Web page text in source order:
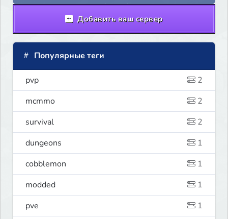
Добавить ваш сервер
Популярные теги
pvp
2
mcmmo
2
survival
2
dungeons
1
cobblemon
1
modded
1
pve
1